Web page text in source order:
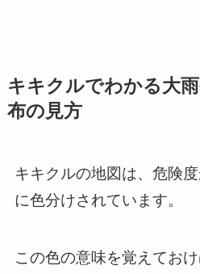
キキクルでわかる大
布の見方
キキクルの地図は、危険
に色分けされています。
この色の意味を覚えてお